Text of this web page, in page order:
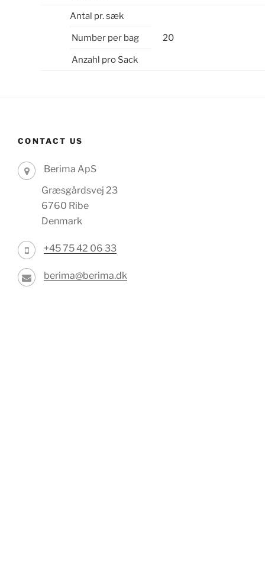
Antal pr. sæk
20
Number per bag
Anzahl pro Sack
CONTACT US
Berima ApS
Græsgårdsvej 23
6760 Ribe
Denmark
+45 75 42 06 33
berima@berima.dk